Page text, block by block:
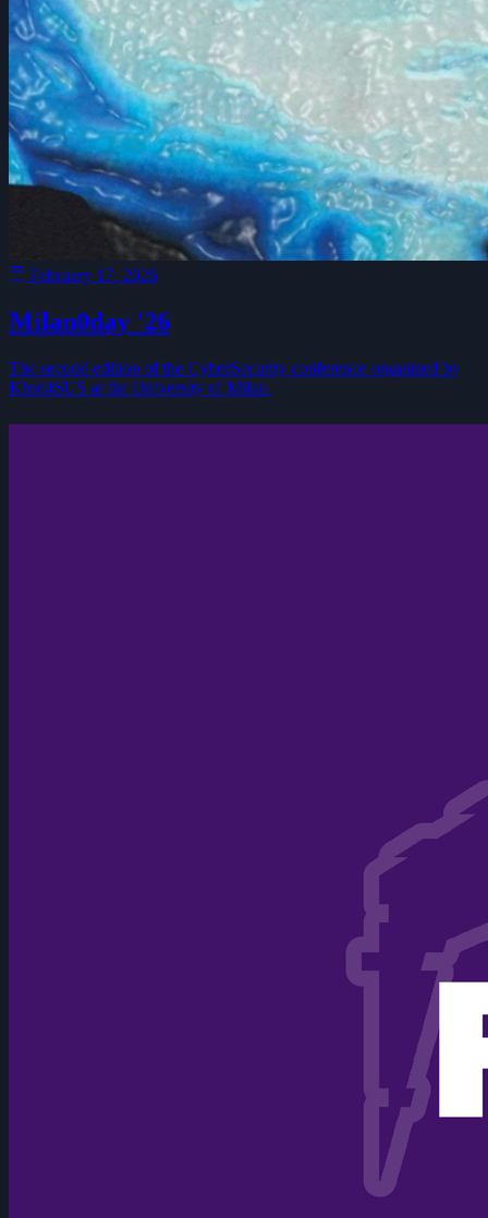
February 17, 2026
Milan0day '26
The second edition of the CyberSecurity conference organized by
K!nd4SUS at the University of Milan.